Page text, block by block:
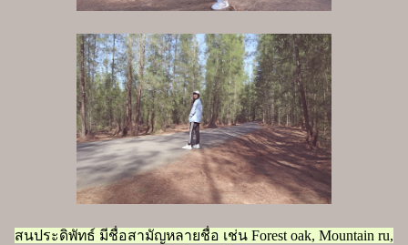
สนประดิพัทธ์ มีชื่อสามัญหลายชื่อ เช่น Forest oak, Mountain ru,